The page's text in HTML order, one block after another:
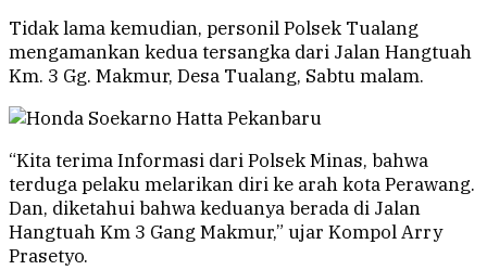
Tidak lama kemudian, personil Polsek Tualang
mengamankan kedua tersangka dari Jalan Hangtuah
Km. 3 Gg. Makmur, Desa Tualang, Sabtu malam.
“Kita terima Informasi dari Polsek Minas, bahwa
terduga pelaku melarikan diri ke arah kota Perawang.
Dan, diketahui bahwa keduanya berada di Jalan
Hangtuah Km 3 Gang Makmur,” ujar Kompol Arry
Prasetyo.